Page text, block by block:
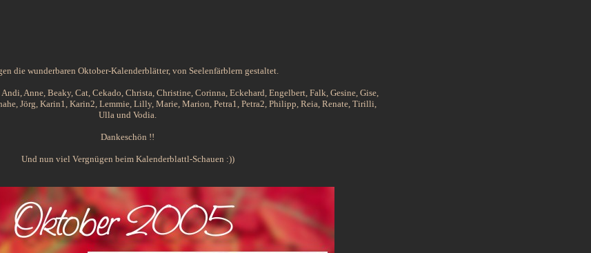
die wunderbaren Oktober-Kalenderblätter, von Seelenfärblern gestaltet.
Anne, Beaky, Cat, Cekado, Christa, Christine, Corinna, Eckehard, Engelbert, Falk, Gesine, Gise,
Jörg, Karin1, Karin2, Lemmie, Lilly, Marie, Marion, Petra1, Petra2, Philipp, Reia, Renate, Tirilli,
Ulla und Vodia.
Dankeschön !!
Und nun viel Vergnügen beim Kalenderblattl-Schauen :))